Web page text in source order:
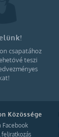
csapatához
teszi
Közössége
Facebook